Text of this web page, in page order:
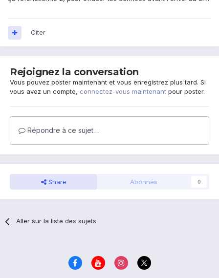
Citer
Rejoignez la conversation
Vous pouvez poster maintenant et vous enregistrez plus tard. Si
vous avez un compte, connectez-vous maintenant pour poster.
Répondre à ce sujet…
Share Abonnés 0
Aller sur la liste des sujets